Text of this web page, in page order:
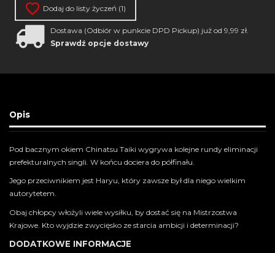
Dodaj do listy życzeń (1)
Dostawa (Odbiór w punkcie DPD Pickup) już od 9,99 zł.
Sprawdź opcje dostawy
Opis
Pod bacznym okiem Chinatsu Taiki wygrywa kolejne rundy eliminacji
prefekturalnych singli. W końcu dociera do półfinału.
Jego przeciwnikiem jest Haryu, który zawsze był dla niego wielkim
autorytetem.
Obaj chłopcy włożyli wiele wysiłku, by dostać się na Mistrzostwa
Krajowe. Kto wyjdzie zwycięsko ze starcia ambicji i determinacji?
DODATKOWE INFORMACJE